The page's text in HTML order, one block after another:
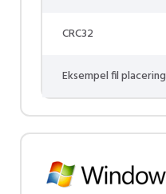
CRC32
Eksempel fil placering